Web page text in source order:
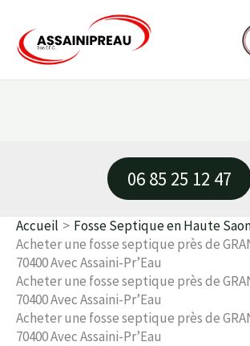
contenu
06 85 25 12 47
Accueil
Fosse Septique en Haute
Acheter une fosse septique près de
70400 Avec Assaini-Pr’Eau
Acheter une fosse septique près de
70400 Avec Assaini-Pr’Eau
Acheter une fosse septique près de
70400 Avec Assaini-Pr’Eau